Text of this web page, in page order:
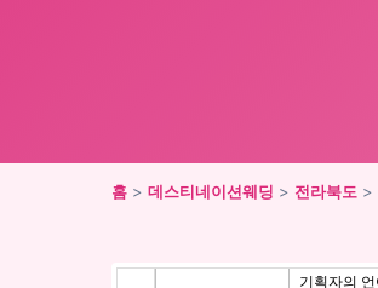
홈 > 데스티네이션웨딩 > 전라북도 >